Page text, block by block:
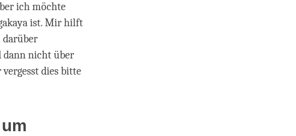
ich möchte
ist. Mir hilft
darüber
dann nicht über
dies bitte